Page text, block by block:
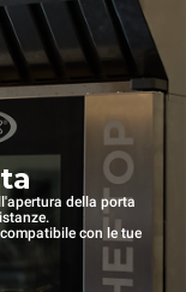
della porta
con le tue